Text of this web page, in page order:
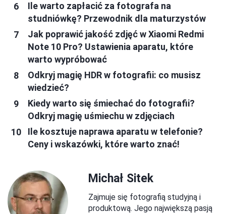
Ile warto zapłacić za fotografa na
studniówkę? Przewodnik dla maturzystów
Jak poprawić jakość zdjęć w Xiaomi Redmi
Note 10 Pro? Ustawienia aparatu, które
warto wypróbować
Odkryj magię HDR w fotografii: co musisz
wiedzieć?
Kiedy warto się śmiechać do fotografii?
Odkryj magię uśmiechu w zdjęciach
Ile kosztuje naprawa aparatu w telefonie?
Ceny i wskazówki, które warto znać!
Michał Sitek
Zajmuje się fotografią studyjną i
produktową. Jego największą pasją